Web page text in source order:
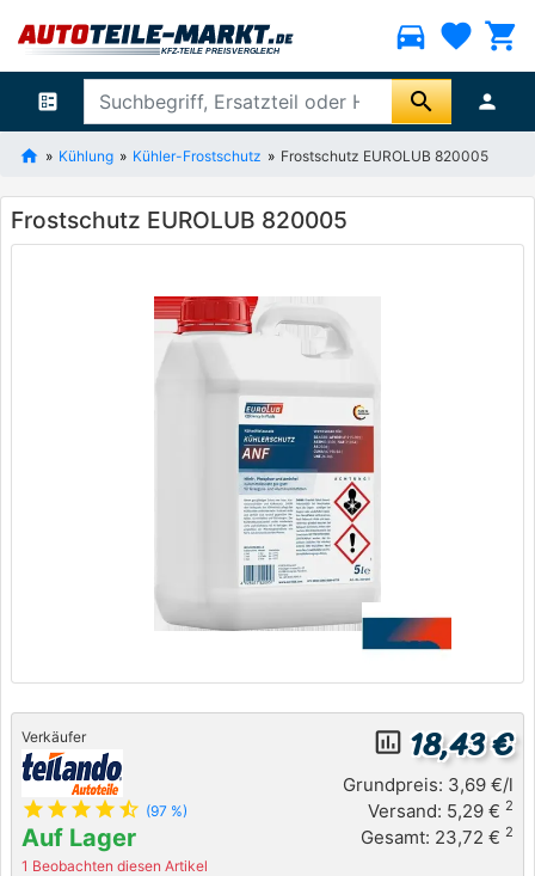
directions_car favorite shopping_cart
ballot search person
Kühlung Kühler-Frostschutz Frostschutz EUROLUB 820005
Frostschutz EUROLUB 820005
Verkäufer
star star star star star_half (97 %)
Auf Lager
1 Beobachten diesen Artikel
insert_chart_outlined 18,43 €
Grundpreis: 3,69 €/l
Versand: 5,29 € 2
Gesamt: 23,72 € 2